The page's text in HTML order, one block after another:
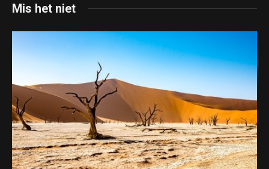
Mis het niet